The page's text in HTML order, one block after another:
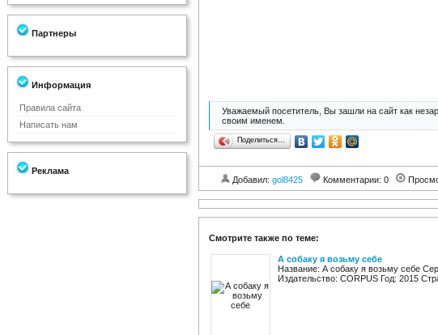
Партнеры
Информация
Правила сайта
Написать нам
Реклама
Уважаемый посетитель, Вы зашли на сайт как
своим именем.
Поделиться…
Добавил: gol8425 Комментарии: 0
Смотрите также по теме:
А собаку я возьму себе
Название: А собаку я возьму себе
Издательство: CORPUS Год: 2015